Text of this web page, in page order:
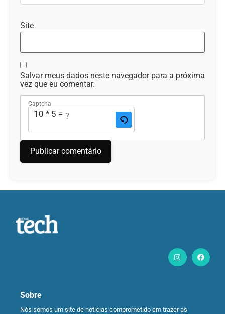
Site
Salvar meus dados neste navegador para a próxima
vez que eu comentar.
Captcha
10 * 5 = ?
Sobre
Nós somos um site de notícias comprometido em trazer as